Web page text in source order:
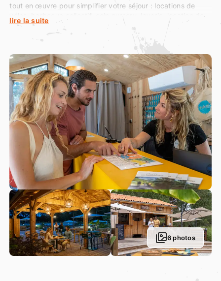
tout en œuvre pour simplifier votre séjour : locations de
draps ou kit bébé…
avez une question, n’hésitez pas à pousser les portes de
notre réception ! Notre équipe est entièrement à votre
écoute, et n’hésite pas à partager conseils et informations
touristiques…
lire la suite
6 photos